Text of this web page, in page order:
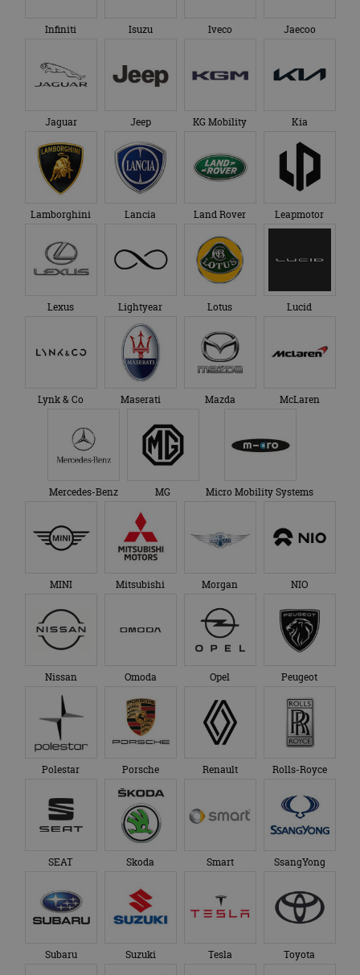
Infiniti Isuzu Iveco Jaecoo
Jaguar Jeep KG Mobility Kia
Lamborghini Lancia Land Rover Leapmotor
Lexus Lightyear Lotus Lucid
Lynk & Co Maserati Mazda McLaren
Mercedes-Benz MG Micro Mobility Systems
MINI Mitsubishi Morgan NIO
Nissan Omoda Opel Peugeot
Polestar Porsche Renault Rolls-Royce
SEAT Skoda Smart SsangYong
Subaru Suzuki Tesla Toyota